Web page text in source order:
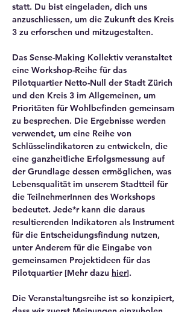
statt. Du bist eingeladen, dich uns
anzuschliessen, um die Zukunft des Kreis
3 zu erforschen und mitzugestalten.
Das Sense-Making Kollektiv veranstaltet
eine Workshop-Reihe für das
Pilotquartier Netto-Null der Stadt Zürich
und den Kreis 3 im Allgemeinen, um
Prioritäten für Wohlbefinden gemeinsam
zu besprechen. Die Ergebnisse werden
verwendet, um eine Reihe von
Schlüsselindikatoren zu entwickeln, die
eine ganzheitliche Erfolgsmessung auf
der Grundlage dessen ermöglichen, was
Lebensqualität im unserem Stadtteil für
die TeilnehmerInnen des Workshops
bedeutet. Jede*r kann die daraus
resultierenden Indikatoren als Instrument
für die Entscheidungsfindung nutzen,
unter Anderem für die Eingabe von
gemeinsamen Projektideen für das
Pilotquartier [Mehr dazu hier].
Die Veranstaltungsreihe ist so konzipiert,